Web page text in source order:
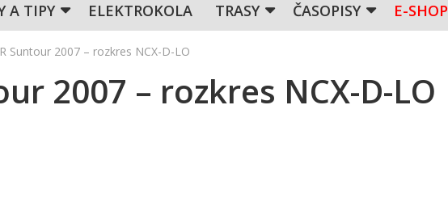
A TIPY ELEKTROKOLA TRASY ČASOPISY E-SHOP
Suntour 2007 – rozkres NCX-D-LO
2007 – rozkres NCX-D-LO